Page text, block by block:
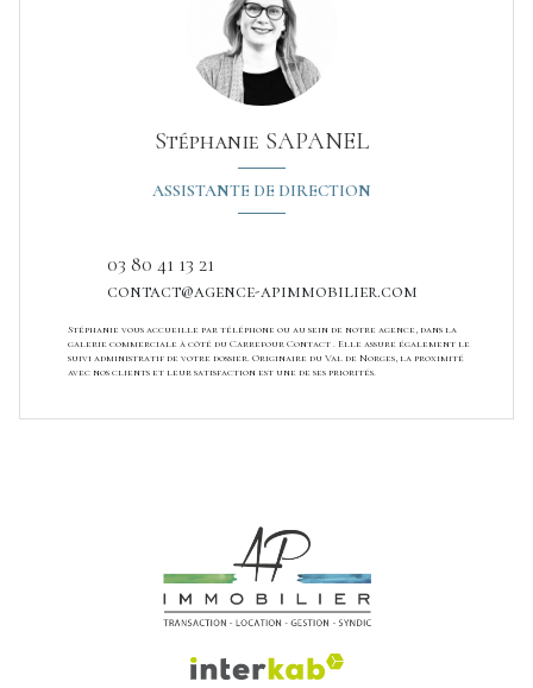
Stéphanie SAPANEL
ASSISTANTE DE DIRECTION
03 80 41 13 21
contact@agence-apimmobilier.com
Stéphanie vous accueille par téléphone ou au sein de notre agence, dans la
galerie commerciale à côté du Carrefour Contact . Elle assure également le
suivi administratif de votre dossier. Originaire du Val de Norges, la proximité
avec nos clients et leur satisfaction est une de ses priorités.